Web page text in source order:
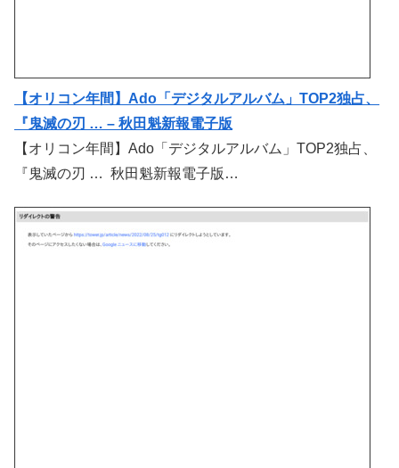
【オリコン年間】Ado「デジタルアルバム」TOP2独占、
『鬼滅の刃 … – 秋田魁新報電子版
【オリコン年間】Ado「デジタルアルバム」TOP2独占、
『鬼滅の刃 … 秋田魁新報電子版…